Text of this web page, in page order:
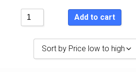
Add to cart
Sort by Price low to high